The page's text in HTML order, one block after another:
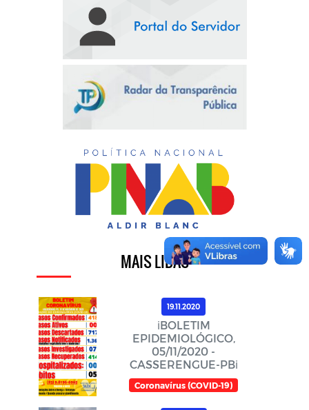
MAIS LIDAS
19.11.2020
ℹ️BOLETIM
EPIDEMIOLÓGICO,
05/11/2020 -
CASSERENGUE-PBℹ️
Coronavírus (COVID-19)